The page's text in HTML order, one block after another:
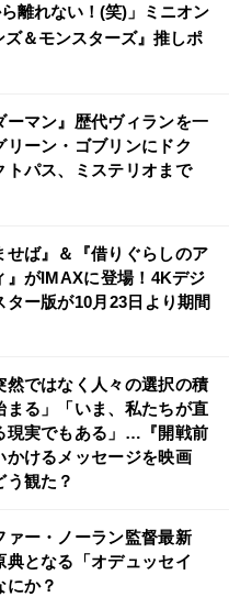
離れない！(笑)」ミニオン
＆モンスターズ』推しポ
ーマン』歴代ヴィランを一
リーン・ゴブリンにドク
トパス、ミステリオまで
せば』＆『借りぐらしのア
』がIMAXに登場！4Kデジ
ター版が10月23日より期間
然ではなく人々の選択の積
まる」「いま、私たちが直
現実でもある」…『開戦前
かけるメッセージを映画
う観た？
ァー・ノーラン監督最新
典となる「オデュッセイ
にか？